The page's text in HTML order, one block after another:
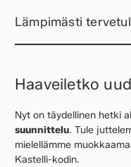
Lämpimästi
Haaveiletko
Nyt on täydellinen hetki
suunnittelu. Tule
mielellämme
Kastelli-kodin.